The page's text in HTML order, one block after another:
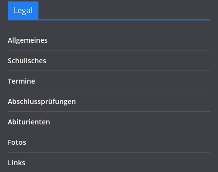
Legal
Allgemeines
Schulisches
Termine
Abschlussprüfungen
Abiturienten
Fotos
Links